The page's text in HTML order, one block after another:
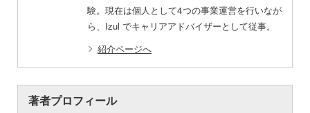
験。現在は個人として4つの事業運営を行いなが
ら、Izul でキャリアアドバイザーとして従事。
紹介ページへ
著者プロフィール